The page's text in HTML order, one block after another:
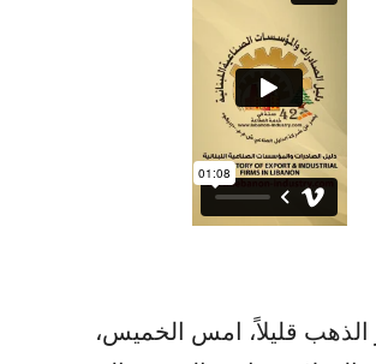
الذهب قليلاً، امس الخميس،